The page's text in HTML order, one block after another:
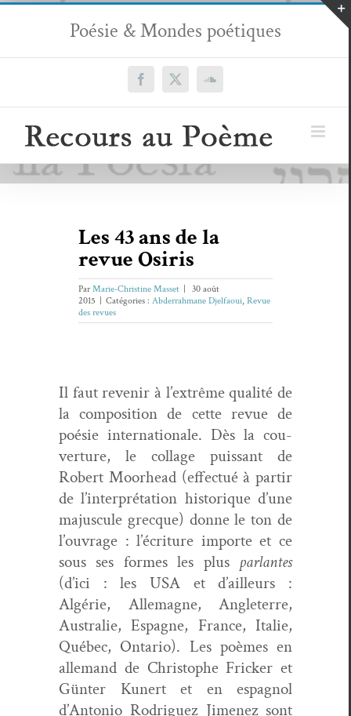
Passer
contenu
Poésie & Mondes poétiques
Facebook
X SoundCloud
Les 43 ans de la
revue Osiris
ParMarie-Christine Masset
30 août
2015
Catégories : Abderrahmane Djelfaoui, Revue
des revues
Il faut revenir à l’extrême qual­ité de
la com­po­si­tion de cette revue de
poésie inter­na­tionale. Dès la cou­
ver­ture, le col­lage puis­sant de
Robert Moor­head (effec­tué à par­tir
de l’interprétation his­torique d’une
majus­cule grecque) donne le ton de
l’ouvrage : l’écriture importe et ce
sous ses formes les plus par­lantes
(d’ici : les USA et d’ailleurs :
Algérie, Alle­magne, Angleterre,
Aus­tralie, Espagne, France, Ital­ie,
Québec, Ontario). Les poèmes en
alle­mand de Christophe Frick­er et
Gün­ter Kunert et en espag­nol
d’Antonio Rodriguez Jimenez sont